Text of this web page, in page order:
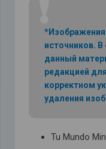
источников. В
данный
редакцией
корректном
удаления
Tu Mundo